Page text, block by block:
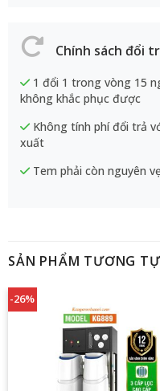
Chính sách đổi
1 đổi 1 trong vòng 15
không khắc phục được
Không tính phí đổi trả
xuất
Tem phải còn nguyên
SẢN PHẨM TƯƠNG TỰ
-26%